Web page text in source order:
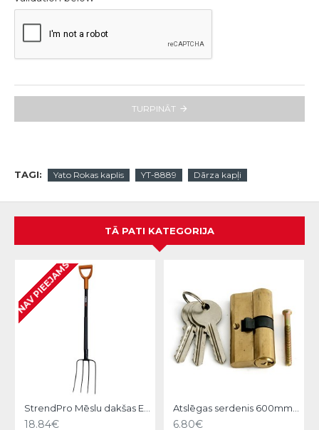
TURPINĀT
TAGI: Yato Rokas kaplis YT-8889 Dārza kapļi
TĀ PATI KATEGORIJA
NAV PIEEJAMS
StrendPro Mēslu dakšas ErgoLine1200
18.84€
Atslēgas serdenis 600mm Strend pro
6.80€